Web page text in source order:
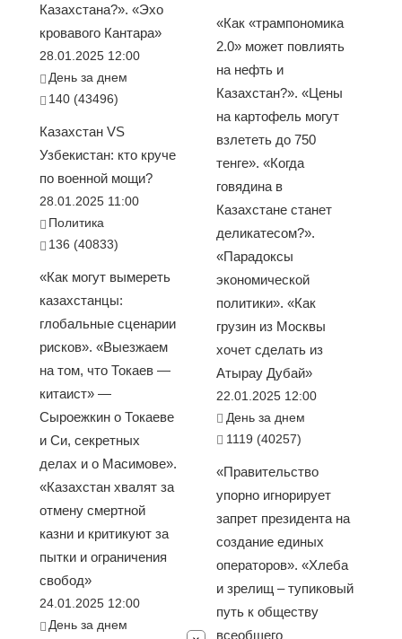
Казахстана?». «Эхо
кровавого Кантара»
28.01.2025 12:00
День за днем
140 (43496)
Казахстан VS
Узбекистан: кто круче
по военной мощи?
28.01.2025 11:00
Политика
136 (40833)
«Как могут вымереть
казахстанцы:
глобальные сценарии
рисков». «Выезжаем
на том, что Токаев —
китаист» —
Сыроежкин о Токаеве
и Си, секретных
делах и о Масимове».
«Казахстан хвалят за
отмену смертной
казни и критикуют за
пытки и ограничения
свобод»
24.01.2025 12:00
День за днем
«Как «трампономика
2.0» может повлиять
на нефть и
Казахстан?». «Цены
на картофель могут
взлететь до 750
тенге». «Когда
говядина в
Казахстане станет
деликатесом?».
«Парадоксы
экономической
политики». «Как
грузин из Москвы
хочет сделать из
Атырау Дубай»
22.01.2025 12:00
День за днем
1119 (40257)
«Правительство
упорно игнорирует
запрет президента на
создание единых
операторов». «Хлеба
и зрелищ – тупиковый
путь к обществу
всеобщего